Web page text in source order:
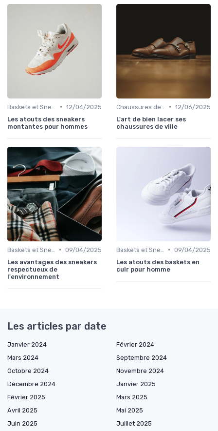
• 12/04/2025
Les atouts des sneakers
montantes pour hommes
• 12/06/2025
L'art de bien lacer ses
chaussures de ville
• 09/04/2025
Les avantages des sneakers
respectueux de
l'environnement
• 09/04/2025
Les atouts des baskets en
cuir pour homme
Les articles par date
Janvier 2024
Février 2024
Mars 2024
Septembre 2024
Octobre 2024
Novembre 2024
Décembre 2024
Janvier 2025
Février 2025
Mars 2025
Avril 2025
Mai 2025
Juin 2025
Juillet 2025